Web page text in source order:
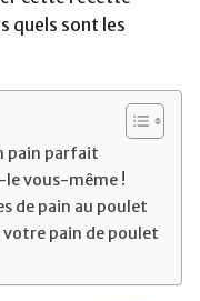
quels sont les
pain parfait
le vous-même !
de pain au poulet
pain de poulet